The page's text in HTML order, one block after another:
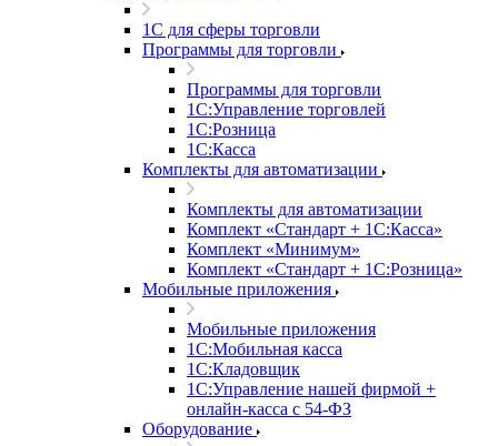
1С для сферы торговли
Программы для торговли
Программы для торговли
1С:Управление торговлей
1С:Розница
1С:Касса
Комплекты для автоматизации
Комплекты для автоматизации
Комплект «Стандарт + 1С:Касса»
Комплект «Минимум»
Комплект «Стандарт + 1С:Розница»
Мобильные приложения
Мобильные приложения
1С:Мобильная касса
1С:Кладовщик
1С:Управление нашей фирмой +
онлайн-касса с 54-ФЗ
Оборудование